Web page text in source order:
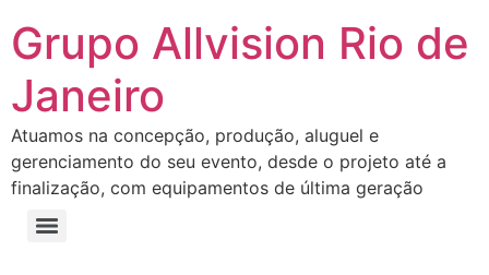
Grupo Allvision Rio de
Janeiro
Atuamos na concepção, produção, aluguel e
gerenciamento do seu evento, desde o projeto até a
finalização, com equipamentos de última geração